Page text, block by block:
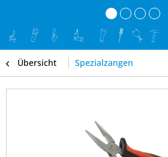
Übersicht Spezialzangen